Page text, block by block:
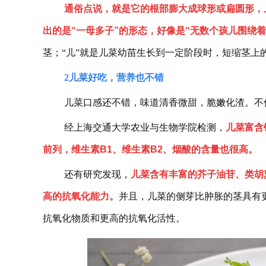
通俗点说，就是它的根部膨大成球形或扁圆形
出的是“一母多子”的形态，好像是“无数个孩儿围绕
茎；“儿”就是儿菜幼苗生长到一定阶段时，短缩茎
2儿菜好吃，营养也不错
儿菜口感还不错，味道清香微甜，脆嫩化渣。
经上海交通大学农业与生物学院检测， 儿菜富
前列，维生素B1、维生素B2、烟酸的含量也很高。
还有研究发现， 儿菜含有丰富的芥子油苷、类
高的抗氧化能力。 并且，儿菜的侧芽比肿胀的茎具
抗氧化物质和更高的抗氧化活性。